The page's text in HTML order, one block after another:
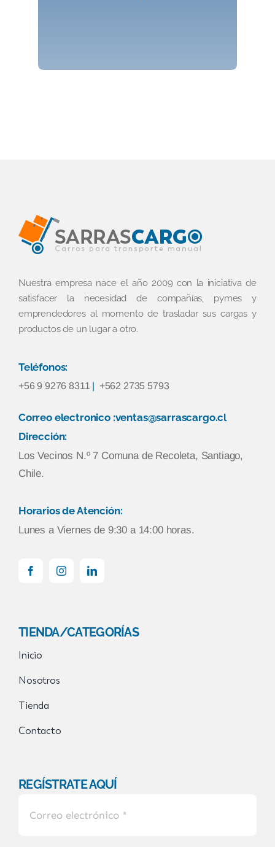
Nuestra empresa nace el año 2009 con la iniciativa de
satisfacer la necesidad de compañías, pymes y
emprendedores al momento de trasladar sus cargas y
productos de un lugar a otro.
Teléfonos:
+56 9 9276 8311 | +562 2735 5793
Correo electronico :ventas@sarrascargo.cl
Dirección:
Los Vecinos N.º 7 Comuna de Recoleta, Santiago,
Chile.
Horarios de Atención:
Lunes a Viernes de 9:30 a 14:00 horas.
TIENDA/CATEGORÍAS
Inicio
Nosotros
Tienda
Contacto
REGÍSTRATE AQUÍ